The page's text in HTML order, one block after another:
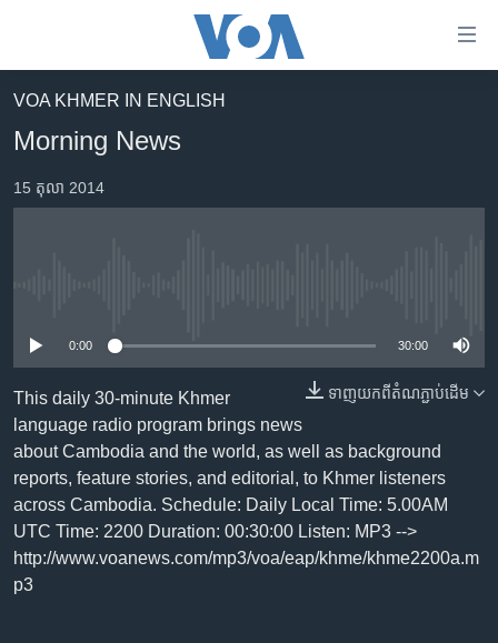
គេហទំព័រ​
រំលង​
និង​
ចូល​
រំលង​
និង​
ចូល​
ទៅ​
ទំព័រ​
រចនា
សម្ព័ន្ធ​
រំលង​
និង​
អន្តរជាតិ
អាមេរិក
ព្រឹត្តិការណ៍ព័ត៌មាន
ទូរទស្សន៍ / វីដេអូ​
វិទ្យុ / ផតខាសថ៍
កម្មវិធីទាំងអស់
Khmer English
បណ្តាញ​សង្គម
VOA KHMER IN ENGLISH
Morning News
15 តុលា 2014
0:00 30:00
ទាញ​យក​ពី​តំណភ្ជាប់​ដើម
This daily 30-minute Khmer
language radio program brings news
about Cambodia and the world, as well as background
reports, feature stories, and editorial, to Khmer listeners
across Cambodia. Schedule: Daily Local Time: 5.00AM
UTC Time: 2200 Duration: 00:30:00 Listen: MP3 -->
http://www.voanews.com/mp3/voa/eap/khme/khme2200a.m
p3